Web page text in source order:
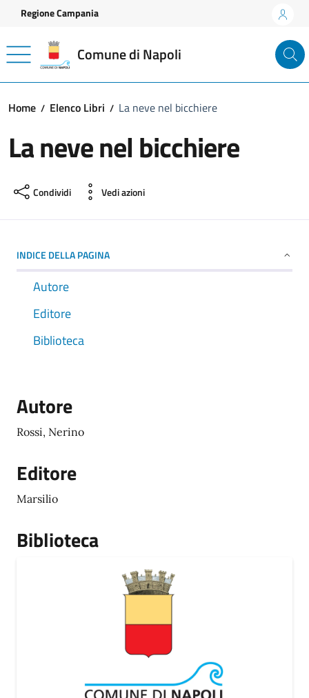
Vai ai contenuti
Vai al footer
Regione Campania
Comune di Napoli
Home Elenco Libri La neve nel bicchiere
La neve nel bicchiere
Condividi Vedi azioni
INDICE DELLA PAGINA
Autore
Editore
Biblioteca
Autore
Rossi, Nerino
Editore
Marsilio
Biblioteca